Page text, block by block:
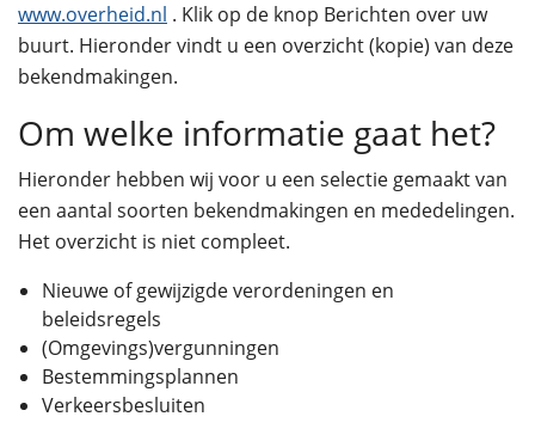
www.overheid.nl . Klik op de knop Berichten over uw
buurt. Hieronder vindt u een overzicht (kopie) van deze
bekendmakingen.
Om welke informatie gaat het?
Hieronder hebben wij voor u een selectie gemaakt van
een aantal soorten bekendmakingen en mededelingen.
Het overzicht is niet compleet.
Nieuwe of gewijzigde verordeningen en
beleidsregels
(Omgevings)vergunningen
Bestemmingsplannen
Verkeersbesluiten